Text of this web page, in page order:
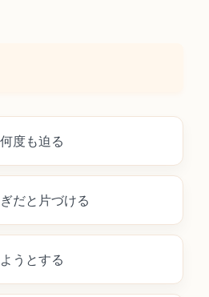
度も迫る
だと片づける
うとする